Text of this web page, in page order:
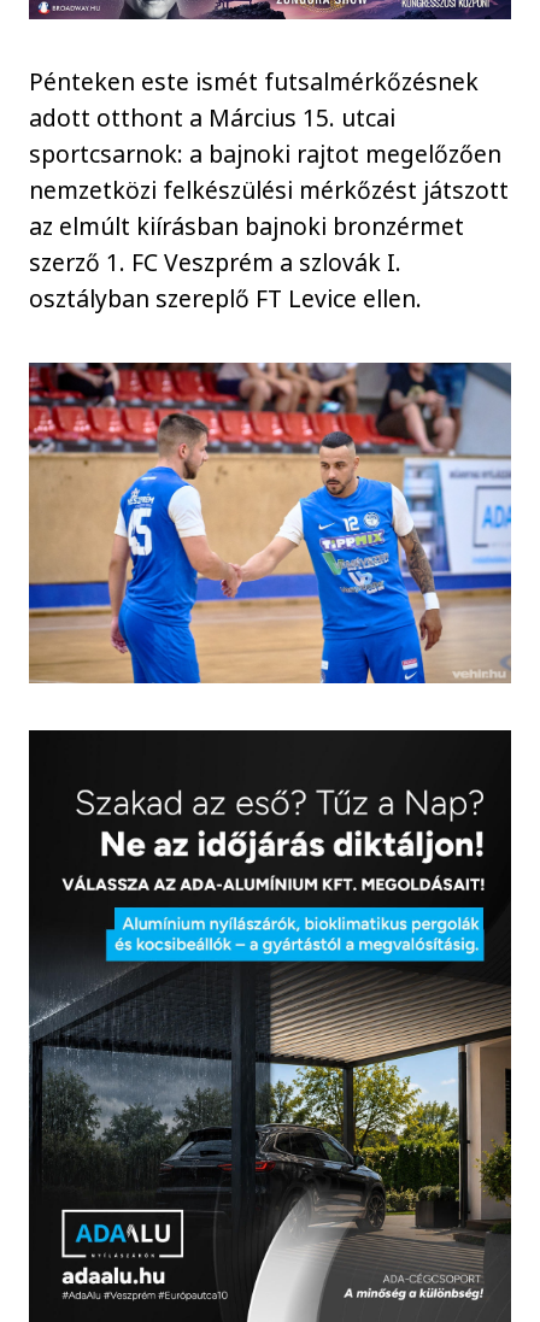
Pénteken este ismét futsalmérkőzésnek
adott otthont a Március 15. utcai
sportcsarnok: a bajnoki rajtot megelőzően
nemzetközi felkészülési mérkőzést játszott
az elmúlt kiírásban bajnoki bronzérmet
szerző 1. FC Veszprém a szlovák I.
osztályban szereplő FT Levice ellen.